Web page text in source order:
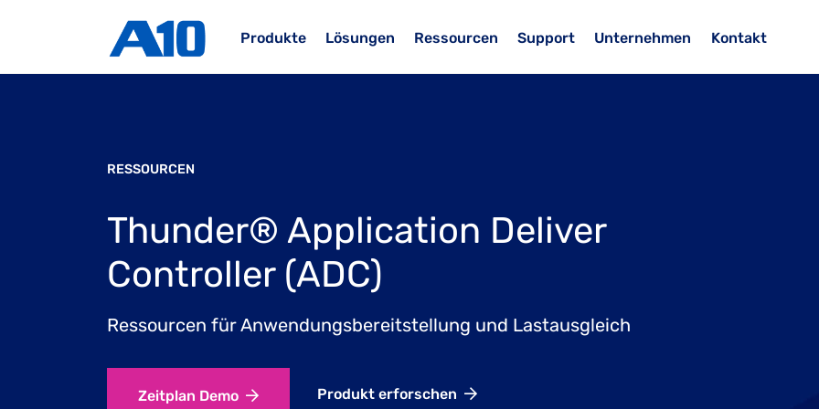
Produkte
Lösungen Ressourcen Support Unternehmen Kontakt
RESSOURCEN
Thunder® Application Deliver
Controller (ADC)
Ressourcen für Anwendungsbereitstellung und Lastausgleich
Zeitplan Demo Produkt erforschen